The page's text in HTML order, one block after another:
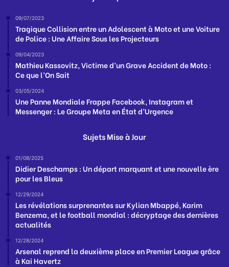
09/07/2023
Tragique Collision entre un Adolescent à Moto et une Voiture
de Police : Une Affaire Sous les Projecteurs
09/04/2023
Mathieu Kassovitz, Victime d’un Grave Accident de Moto :
Ce que l’On Sait
03/05/2024
Une Panne Mondiale Frappe Facebook, Instagram et
Messenger : Le Groupe Meta en État d’Urgence
Sujets Mise à Jour
01/08/2025
Didier Deschamps : Un départ marquant et une nouvelle ère
pour les Bleus
12/29/2024
Les révélations surprenantes sur Kylian Mbappé, Karim
Benzema, et le football mondial : décryptage des dernières
actualités
12/28/2024
Arsenal reprend la deuxième place en Premier League grâce
à Kai Havertz